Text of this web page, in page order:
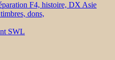
F4, histoire, DX Asie
dons,
SWL